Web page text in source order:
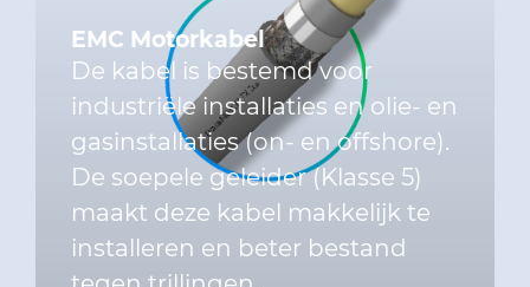
EMC Motorkabel
De kabel is bestemd voor
industriële installaties en olie- en
gasinstallaties (on- en offshore).
De soepele geleider (Klasse 5)
maakt deze kabel makkelijk te
installeren en beter bestand